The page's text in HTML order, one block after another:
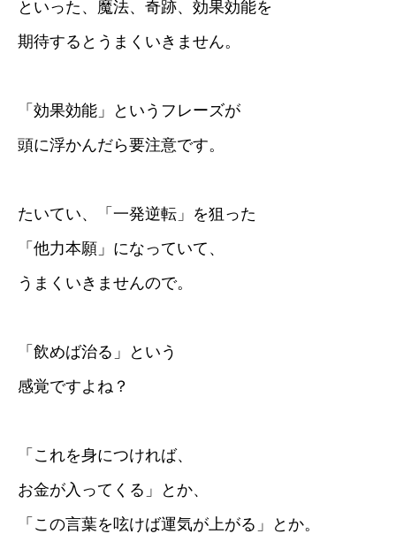
といった、魔法、奇跡、効果効能を
期待するとうまくいきません。
「効果効能」というフレーズが
頭に浮かんだら要注意です。
たいてい、「一発逆転」を狙った
「他力本願」になっていて、
うまくいきませんので。
「飲めば治る」という
感覚ですよね？
「これを身につければ、
お金が入ってくる」とか、
「この言葉を呟けば運気が上がる」とか。